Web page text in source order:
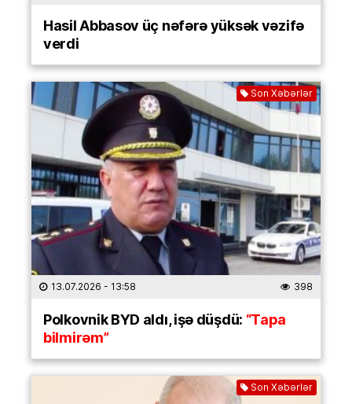
Hasil Abbasov üç nəfərə yüksək vəzifə
verdi
Son Xəbərlər
13.07.2026 - 13:58 398
Polkovnik BYD aldı, işə düşdü: “Tapa
bilmirəm”
Son Xəbərlər